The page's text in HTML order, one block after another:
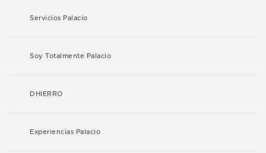
Servicios Palacio
Soy Totalmente Palacio
DHIERRO
Experiencias Palacio